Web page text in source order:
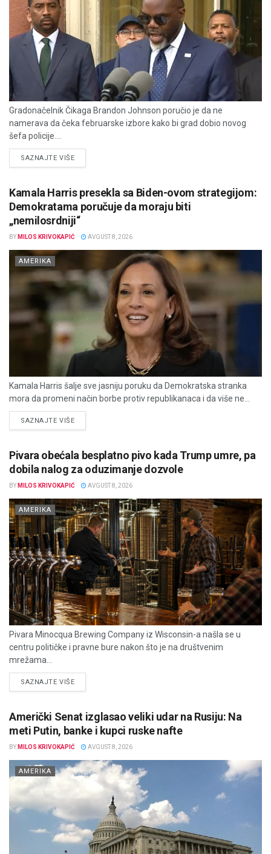
Gradonačelnik Čikaga Brandon Johnson poručio je da ne
namerava da čeka februarske izbore kako bi grad dobio novog
šefa policije....
SAZNAJTE VIŠEDETAILS
Kamala Harris presekla sa Biden-ovom strategijom:
Demokratama poručuje da moraju biti
„nemilosrdniji“
BY MILOS KRIVOKAPIĆ AVGUST 8, 2026
AMERIKA
Kamala Harris šalje sve jasniju poruku da Demokratska stranka
mora da promeni način borbe protiv republikanaca i da više ne...
SAZNAJTE VIŠEDETAILS
Pivara obećala besplatno pivo kada Trump umre, pa
dobila nalog za oduzimanje dozvole
BY MILOS KRIVOKAPIĆ AVGUST 8, 2026
AMERIKA
Pivara Minocqua Brewing Company iz Wisconsin-a našla se u
centru političke i pravne bure nakon što je na društvenim
mrežama...
SAZNAJTE VIŠEDETAILS
Američki Senat izglasao veliki udar na Rusiju: Na
meti Putin, banke i kupci ruske nafte
BY MILOS KRIVOKAPIĆ AVGUST 8, 2026
AMERIKA